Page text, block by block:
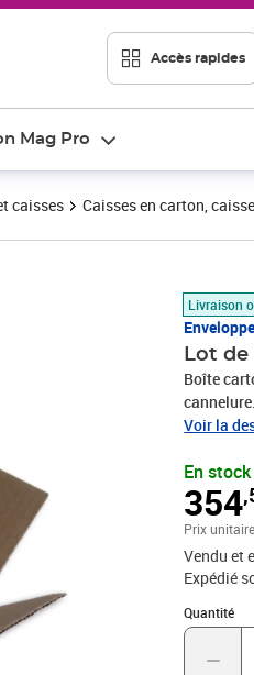
Accès rapides
Mag Pro
caisses Caisses en carton,
Livraison
Lot
Boîte
pour vos
le
Voir la
En stock
354
Prix
Prix
Vendu et
Expédié
Quantité
Quantité : 1